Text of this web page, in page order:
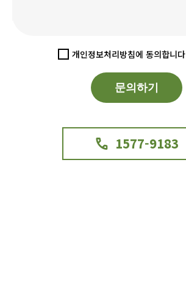
개인정보처리방침에 동의합니다
phone 1577-9183